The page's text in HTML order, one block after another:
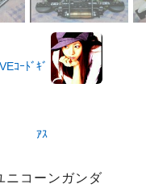
ｺｰﾄﾞｷﾞ
ｱｽ
ニコーンガンダ